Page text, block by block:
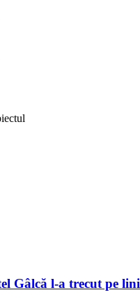
Gâlcă l-a trecut pe